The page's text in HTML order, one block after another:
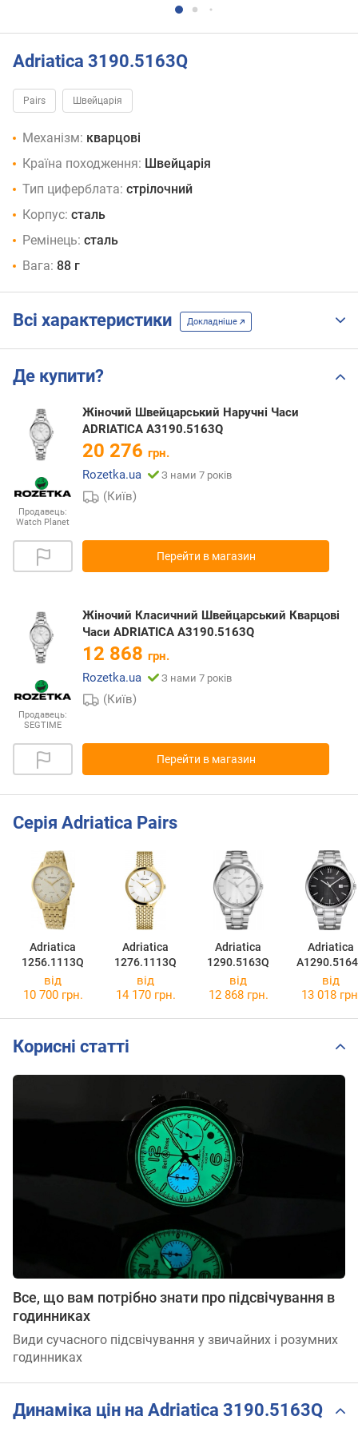
Adriatica 3190.5163Q
Pairs Швейцарія
Механізм: кварцові
Країна походження: Швейцарія
Тип циферблата: стрілочний
Корпус: сталь
Ремінець: сталь
Вага: 88 г
Всі характеристики Докладніше
Де купити?
Продавець:
Watch Planet
Жіночий Швейцарський Наручні Часи
ADRIATICA A3190.5163Q
20 276 грн.
Rozetka.ua
З нами 7 років
(Київ)
Перейти в магазин
Продавець:
SEGTIME
Жіночий Класичний Швейцарський Кварцові
Часи ADRIATICA A3190.5163Q
12 868 грн.
Rozetka.ua
З нами 7 років
(Київ)
Перейти в магазин
Серія Adriatica Pairs
Adriatica
1256.1113Q
Adriatica
1276.1113Q
Adriatica
1290.5163Q
Adriatica
від
10 700 грн.
від
14 170 грн.
від
12 868 грн.
від
13 018
Корисні статті
Все, що вам потрібно знати про підсвічування в
годинниках
Види сучасного підсвічування у звичайних і розумних
годинниках
Динаміка цін на Adriatica 3190.5163Q